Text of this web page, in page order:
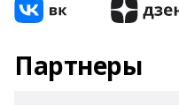
Партнеры